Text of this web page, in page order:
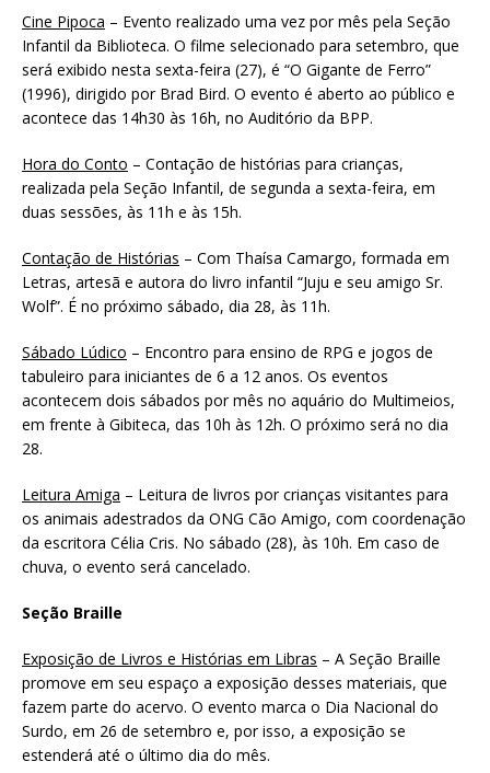
Cine Pipoca – Evento realizado uma vez por mês pela Seção
Infantil da Biblioteca. O filme selecionado para setembro, que
será exibido nesta sexta-feira (27), é “O Gigante de Ferro”
(1996), dirigido por Brad Bird. O evento é aberto ao público e
acontece das 14h30 às 16h, no Auditório da BPP.
Hora do Conto – Contação de histórias para crianças,
realizada pela Seção Infantil, de segunda a sexta-feira, em
duas sessões, às 11h e às 15h.
Contação de Histórias – Com Thaísa Camargo, formada em
Letras, artesã e autora do livro infantil “Juju e seu amigo Sr.
Wolf”. É no próximo sábado, dia 28, às 11h.
Sábado Lúdico – Encontro para ensino de RPG e jogos de
tabuleiro para iniciantes de 6 a 12 anos. Os eventos
acontecem dois sábados por mês no aquário do Multimeios,
em frente à Gibiteca, das 10h às 12h. O próximo será no dia
28.
Leitura Amiga – Leitura de livros por crianças visitantes para
os animais adestrados da ONG Cão Amigo, com coordenação
da escritora Célia Cris. No sábado (28), às 10h. Em caso de
chuva, o evento será cancelado.
Seção Braille
Exposição de Livros e Histórias em Libras – A Seção Braille
promove em seu espaço a exposição desses materiais, que
fazem parte do acervo. O evento marca o Dia Nacional do
Surdo, em 26 de setembro e, por isso, a exposição se
estenderá até o último dia do mês.